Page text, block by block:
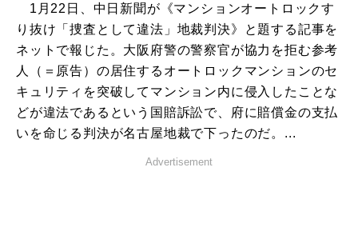
1月22日、中日新聞が《マンションオートロックす
り抜け「捜査として違法」地裁判決》と題する記事を
ネットで報じた。大阪府警の警察官が協力を拒む参考
人（＝原告）の居住するオートロックマンションのセ
キュリティを突破してマンション内に侵入したことな
どが違法であるという国賠訴訟で、府に賠償金の支払
いを命じる判決が名古屋地裁で下ったのだ。...
Advertisement